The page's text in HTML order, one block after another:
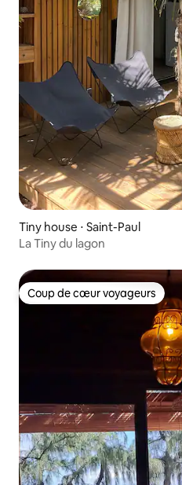
Tiny house ⋅ Saint-Paul
La Tiny du lagon
Coup de cœur voyageurs
Coup de cœur voyageurs